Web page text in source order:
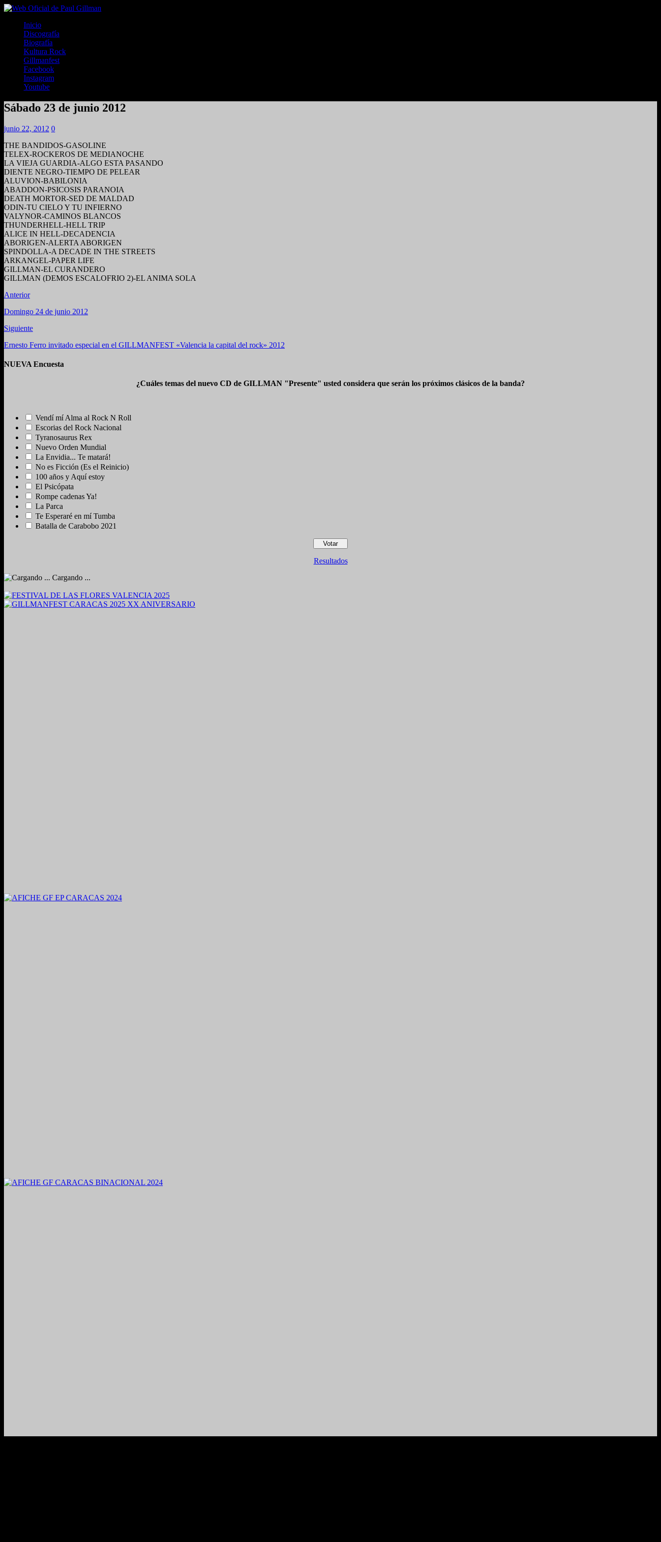
Inicio
Discografía
Biografía
Kultura Rock
Gillmanfest
Facebook
Instagram
Youtube
Sábado 23 de junio 2012
junio 22, 2012 0
THE BANDIDOS-GASOLINE
TELEX-ROCKEROS DE MEDIANOCHE
LA VIEJA GUARDIA-ALGO ESTA PASANDO
DIENTE NEGRO-TIEMPO DE PELEAR
ALUVION-BABILONIA
ABADDON-PSICOSIS PARANOIA
DEATH MORTOR-SED DE MALDAD
ODIN-TU CIELO Y TU INFIERNO
VALYNOR-CAMINOS BLANCOS
THUNDERHELL-HELL TRIP
ALICE IN HELL-DECADENCIA
ABORIGEN-ALERTA ABORIGEN
SPINDOLLA-A DECADE IN THE STREETS
ARKANGEL-PAPER LIFE
GILLMAN-EL CURANDERO
GILLMAN (DEMOS ESCALOFRIO 2)-EL ANIMA SOLA
Anterior
Domingo 24 de junio 2012
Siguiente
Ernesto Ferro invitado especial en el GILLMANFEST «Valencia la capital del rock» 2012
NUEVA Encuesta
¿Cuáles temas del nuevo CD de GILLMAN "Presente" usted considera que serán los próximos clásicos de la banda?
Vendí mí Alma al Rock N Roll
Escorias del Rock Nacional
Tyranosaurus Rex
Nuevo Orden Mundial
La Envidia... Te matará!
No es Ficción (Es el Reinicio)
100 años y Aquí estoy
El Psicópata
Rompe cadenas Ya!
La Parca
Te Esperaré en mí Tumba
Batalla de Carabobo 2021
Resultados
Cargando ...